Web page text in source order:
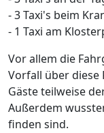
- 3 Taxi's beim
- 1 Taxi am
Vor allem die
Vorfall über diese
Gäste teilweise
Außerdem
finden sind.